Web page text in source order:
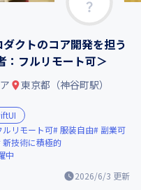
クトのコア開発を担う
：フルリモート可＞
2026/6/3 更新
東京都（神谷町駅）
ルリモート可 服装自由
副業可
新技術に積極的
中